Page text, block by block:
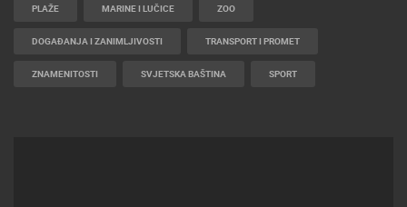
PLAŽE MARINE I LUČICE ZOO
DOGAĐANJA I ZANIMLJIVOSTI TRANSPORT I PROMET
ZNAMENITOSTI SVJETSKA BAŠTINA SPORT